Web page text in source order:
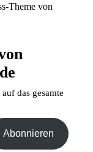
Theme von
das gesamte
Abonnieren